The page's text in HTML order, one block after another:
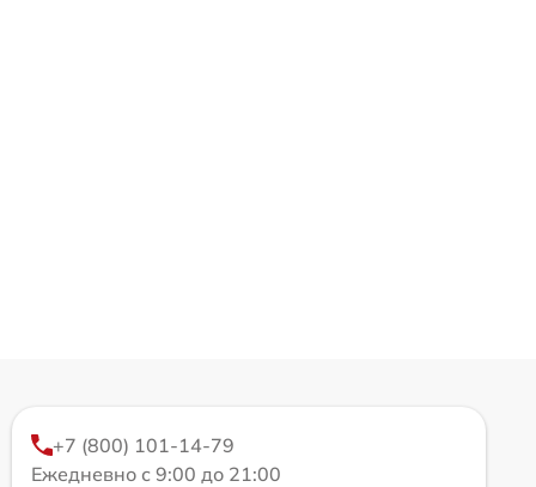
+7 (800) 101-14-79
Ежедневно с 9:00 до 21:00